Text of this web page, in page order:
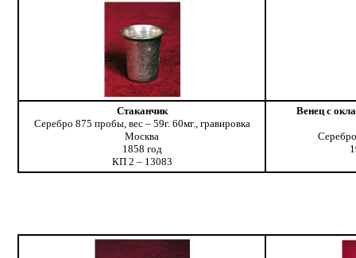
Стаканчик
Серебро 875 пробы, вес – 59г. 60мг., гравировка
Москва
1858 год
КП 2 – 13083
Венец с